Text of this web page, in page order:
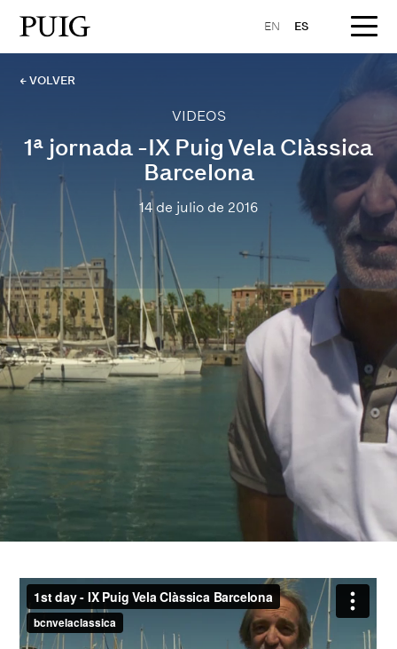
EN ES
← VOLVER
VIDEOS
1ª jornada -IX Puig Vela Clàssica
Barcelona
14 de julio de 2016